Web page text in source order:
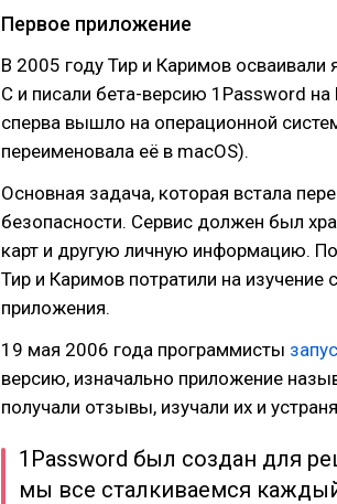
Первое приложение
В 2005 году Тир и Каримов
C и писали бета-версию 1Password
сперва вышло на операционной
переименовала её в macOS).
Основная задача, которая встала
безопасности. Сервис должен был
карт и другую личную информацию.
Тир и Каримов потратили на
приложения.
19 мая 2006 года программисты
версию, изначально приложение
получали отзывы, изучали их и
1Password был создан для
мы все сталкиваемся